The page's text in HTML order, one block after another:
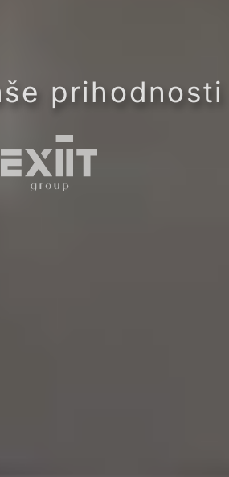
prihodnosti